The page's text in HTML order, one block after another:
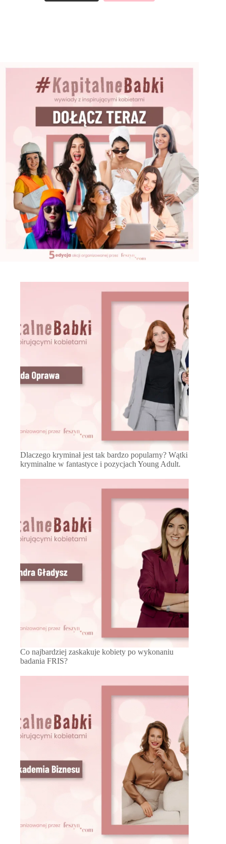
Dlaczego kryminał jest tak bardzo popularny? Wątki
kryminalne w fantastyce i pozycjach Young Adult.
Co najbardziej zaskakuje kobiety po wykonaniu
badania FRIS?